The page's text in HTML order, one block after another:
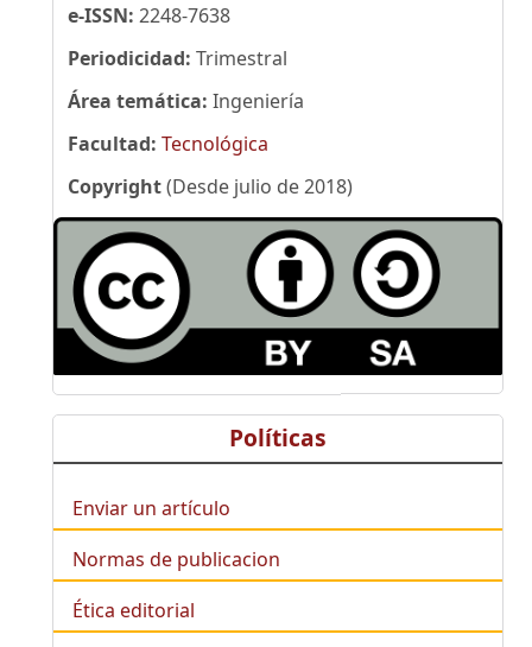
e-ISSN: 2248-7638
Periodicidad: Trimestral
Área temática: Ingeniería
Facultad: Tecnológica
Copyright(Desde julio de 2018)
Políticas
Enviar un artículo
Normas de publicacion
Ética editorial